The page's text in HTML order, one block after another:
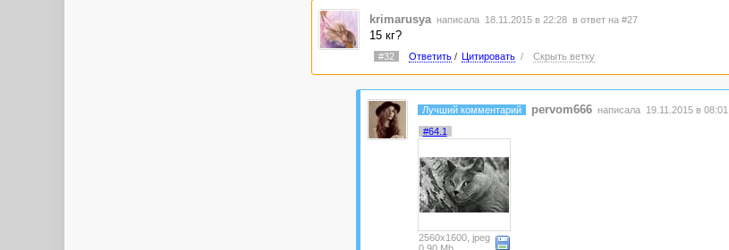
krimarusya написала 18.11.2015 в 22:28 в ответ на #27
15 кг?
#32 Ответить/ Цитировать / Скрыть ветку
Лучший комментарий pervom666 написала 19.11.2015 в 08:01
#64.1
2560x1600, jpeg